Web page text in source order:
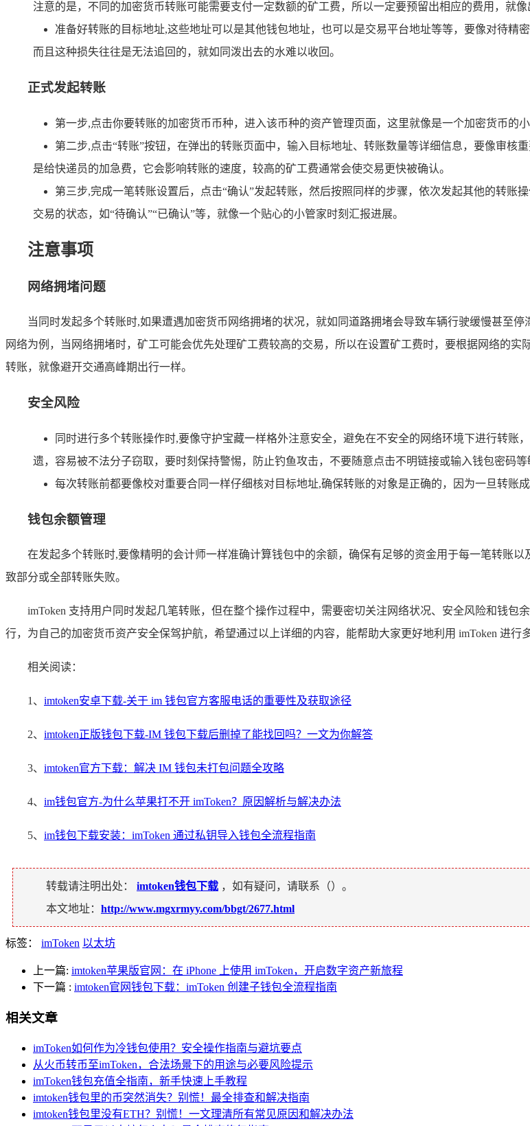
注意的是，不同的加密货币转账可能需要支付一定数额的矿工费，所以一定要预留出相应的费用，就像
准备好转账的目标地址,这些地址可以是其他钱包地址，也可以是交易平台地址等等，要像对待精
而且这种损失往往是无法追回的，就如同泼出去的水难以收回。
正式发起转账
第一步,点击你要转账的加密货币币种，进入该币种的资产管理页面，这里就像是一个加密货币的
第二步,点击“转账”按钮，在弹出的转账页面中，输入目标地址、转账数量等详细信息，要像审
是给快递员的加急费，它会影响转账的速度，较高的矿工费通常会使交易更快被确认。
第三步,完成一笔转账设置后，点击“确认”发起转账，然后按照同样的步骤，依次发起其他的转账
交易的状态，如“待确认”“已确认”等，就像一个贴心的小管家时刻汇报进展。
注意事项
网络拥堵问题
当同时发起多个转账时,如果遭遇加密货币网络拥堵的状况，就如同道路拥堵会导致车辆行驶缓慢甚至
网络为例，当网络拥堵时，矿工可能会优先处理矿工费较高的交易，所以在设置矿工费时，要根据网络的
转账，就像避开交通高峰期出行一样。
安全风险
同时进行多个转账操作时,要像守护宝藏一样格外注意安全，避免在不安全的网络环境下进行转
遗，容易被不法分子窃取，要时刻保持警惕，防止钓鱼攻击，不要随意点击不明链接或输入钱包密码
每次转账前都要像校对重要合同一样仔细核对目标地址,确保转账的对象是正确的，因为一旦转账
钱包余额管理
在发起多个转账时,要像精明的会计师一样准确计算钱包中的余额，确保有足够的资金用于每一笔转账
致部分或全部转账失败。
imToken 支持用户同时发起几笔转账，但在整个操作过程中，需要密切关注网络状况、安全风险和钱
行，为自己的加密货币资产安全保驾护航，希望通过以上详细的内容，能帮助大家更好地利用 imToken 进行
相关阅读：
1、 imtoken安卓下载-关于 im 钱包官方客服电话的重要性及获取途径
2、 imtoken正版钱包下载-IM 钱包下载后删掉了能找回吗？一文为你解答
3、 imtoken官方下载：解决 IM 钱包未打包问题全攻略
4、 im钱包官方-为什么苹果打不开 imToken？原因解析与解决办法
5、 im钱包下载安装：imToken 通过私钥导入钱包全流程指南
转载请注明出处： imtoken钱包下载 ，如有疑问，请联系（）。
本文地址： http://www.mgxrmyy.com/bbgt/2677.html
标签： imToken 以太坊
上一篇: imtoken苹果版官网：在 iPhone 上使用 imToken，开启数字资产新旅程
下一篇 : imtoken官网钱包下载：imToken 创建子钱包全流程指南
相关文章
imToken如何作为冷钱包使用？安全操作指南与避坑要点
从火币转币至imToken，合法场景下的用途与必要风险提示
imToken钱包充值全指南，新手快速上手教程
imtoken钱包里的币突然消失？别慌！最全排查和解决指南
imtoken钱包里没有ETH？别慌！一文理清所有常见原因和解决办法